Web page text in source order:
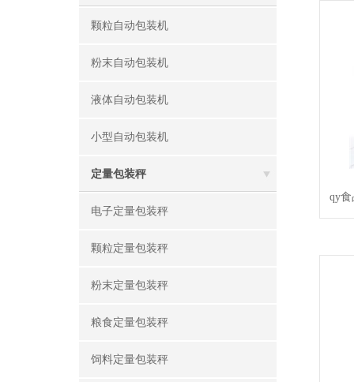
颗粒自动包装机
粉末自动包装机
液体自动包装机
小型自动包装机
定量包装秤
电子定量包装秤
颗粒定量包装秤
粉末定量包装秤
粮食定量包装秤
饲料定量包装秤
qy